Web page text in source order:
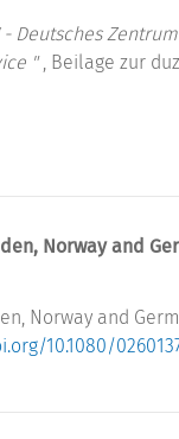
- Deutsches
" , Beilage zur
Norway and
Norway and
10.1080/